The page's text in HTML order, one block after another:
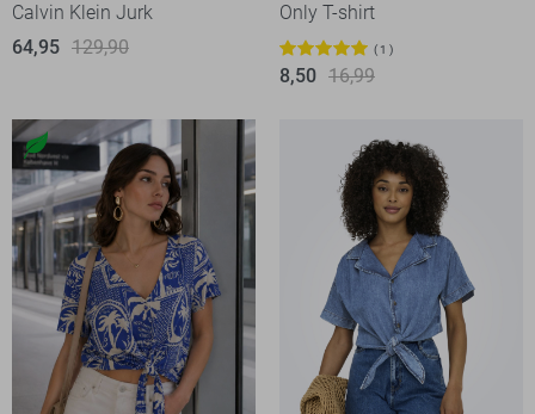
Calvin Klein Jurk
64,95 129,90
Only T-shirt
1
8,50 16,99